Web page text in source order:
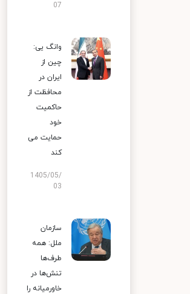
07
وانگ یی:
چین از
ایران در
محافظت از
حاکمیت
خود
حمایت می
کند
1405/05/
03
سازمان
ملل: همه
طرف‌ها
تنش‌ها در
خاورمیانه را